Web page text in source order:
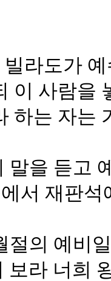
빌라도가
이 사람을
하는 자는
말을 듣고
서 재판석
절의 예비
보라 너희